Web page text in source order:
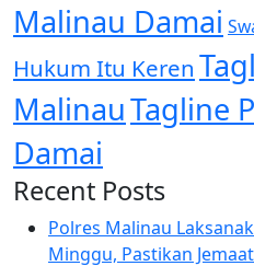
Malinau Damai
Hukum Itu Keren
MalinauTagline
Damai
Recent Posts
Polres Malinau
Minggu, Pastikan